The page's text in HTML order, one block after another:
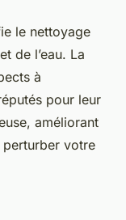
le nettoyage
de l’eau. La
à
pour leur
améliorant
perturber votre